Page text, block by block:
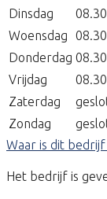
Dinsdag
Woensdag
Donderdag
Vrijdag
Zaterdag
Zondag
Waar is dit bedrijf
Het bedrijf is